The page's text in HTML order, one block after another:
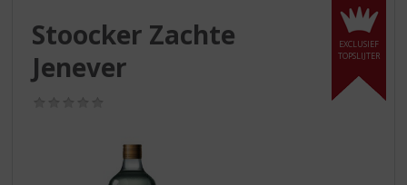
EXCLUSIEF
TOPSLIJTER
Stoocker Zachte
Jenever